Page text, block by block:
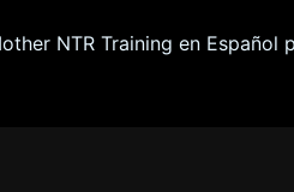
de vida
para que los pasos
X cuando
ortográficos.
NTR Training en Español